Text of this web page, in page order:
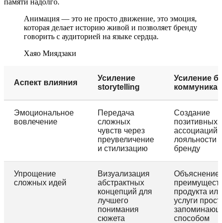
Анимация — это не просто движение, это эмоция,
которая делает историю живой и позволяет бренду
говорить с аудиторией на языке сердца.
Хаяо Миядзаки
Аспект влияния
Усиление
storytelling
Усиление
Эмоциональное
вовлечение
Передача
сложных
чувств через
преувеличение
и стилизацию
Создание
позитивных
ассоциаций
лояльности к
бренду
Упрощение
сложных идей
Визуализация
абстрактных
концепций для
лучшего
понимания
сюжета
Объяснение
продукта или
услуги
способом